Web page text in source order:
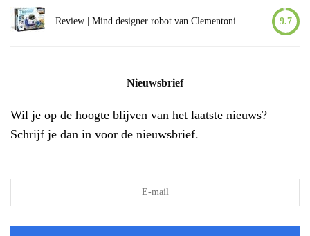
Review | Mind designer robot van Clementoni 9.7
Nieuwsbrief
Wil je op de hoogte blijven van het laatste nieuws?
Schrijf je dan in voor de nieuwsbrief.